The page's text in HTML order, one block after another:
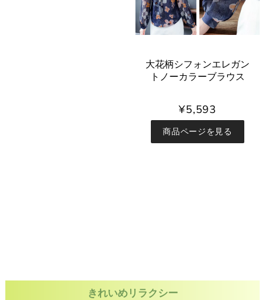
大花柄シフォンエレガン
トノーカラーブラウス
¥5,593
商品ページを見る
きれいめリラクシー